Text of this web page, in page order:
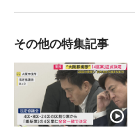
その他の特集記事